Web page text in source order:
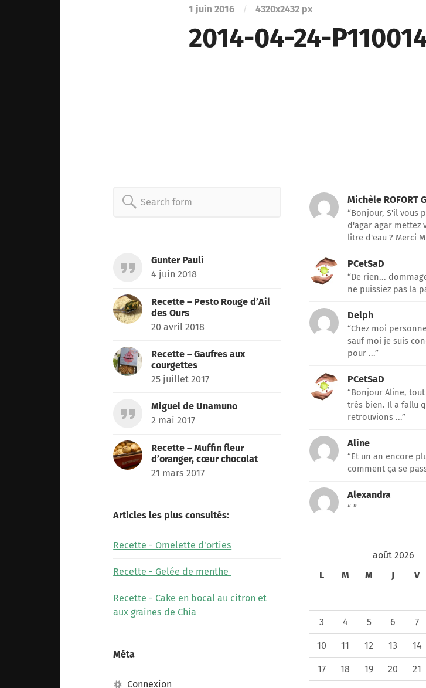
1 juin 2016 / 4320x2432 px
2014-04-24-
Search
Gunter Pauli
4 juin 2018
Recette – Pesto Rouge d’Ail
des Ours
20 avril 2018
Recette – Gaufres aux
courgettes
25 juillet 2017
Miguel de Unamuno
2 mai 2017
Recette – Muffin fleur
d’oranger, cœur chocolat
21 mars 2017
Articles les plus consultés:
Recette - Omelette d'orties
Recette - Gelée de menthe
Recette - Cake en bocal au citron et
aux graines de Chia
Méta
Connexion
Michèle ROFORT
“Bonjour, S'il vous
d'agar agar mettez
litre d'eau ? Merci
PCetSaD
“De rien...
ne puissiez pas la
Delph
“Chez moi
sauf moi je suis
pour ...”
PCetSaD
“Bonjour Aline,
très bien. Il a fallu
retrouvions ...”
Aline
“Et un an encore
comment ça se
Alexandra
“ ”
août 2026
L
M M J V
3 4 5 6 7
10 11 12 13 14
17 18 19 20 21